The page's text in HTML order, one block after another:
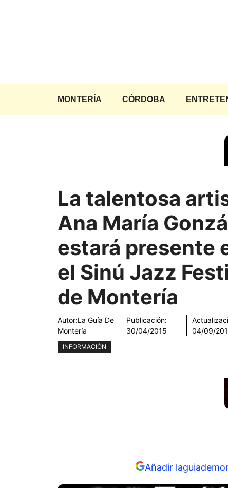
MONTERÍA CÓRDOBA
La talentosa
Ana María
estará presente
el Sinú Jazz
de Montería
Autor:La Guía De
Montería
Publicación:
30/04/2015
04/09/
INFORMACIÓN
Añadir